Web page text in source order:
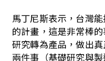
馬丁尼斯表示，台灣
的計畫，這是非常棒
研究轉為產品，做出
兩件事（基礎研究與